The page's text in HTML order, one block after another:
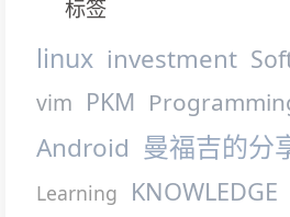
标签
linux investment
vim PKM
Android 曼福吉的分
Learning
KNOWLEDGE